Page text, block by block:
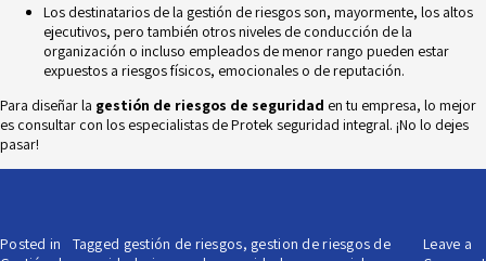
Los destinatarios de la gestión de riesgos son, mayormente, los altos
ejecutivos, pero también otros niveles de conducción de la
organización o incluso empleados de menor rango pueden estar
expuestos a riesgos físicos, emocionales o de reputación.
Para diseñar la gestión de riesgos de seguridad en tu empresa, lo mejor
es consultar con los especialistas deProtekseguridad integral. ¡No lo dejes
pasar!
Posted in
Tagged gestión de riesgos, gestion de riesgos de
Leave a